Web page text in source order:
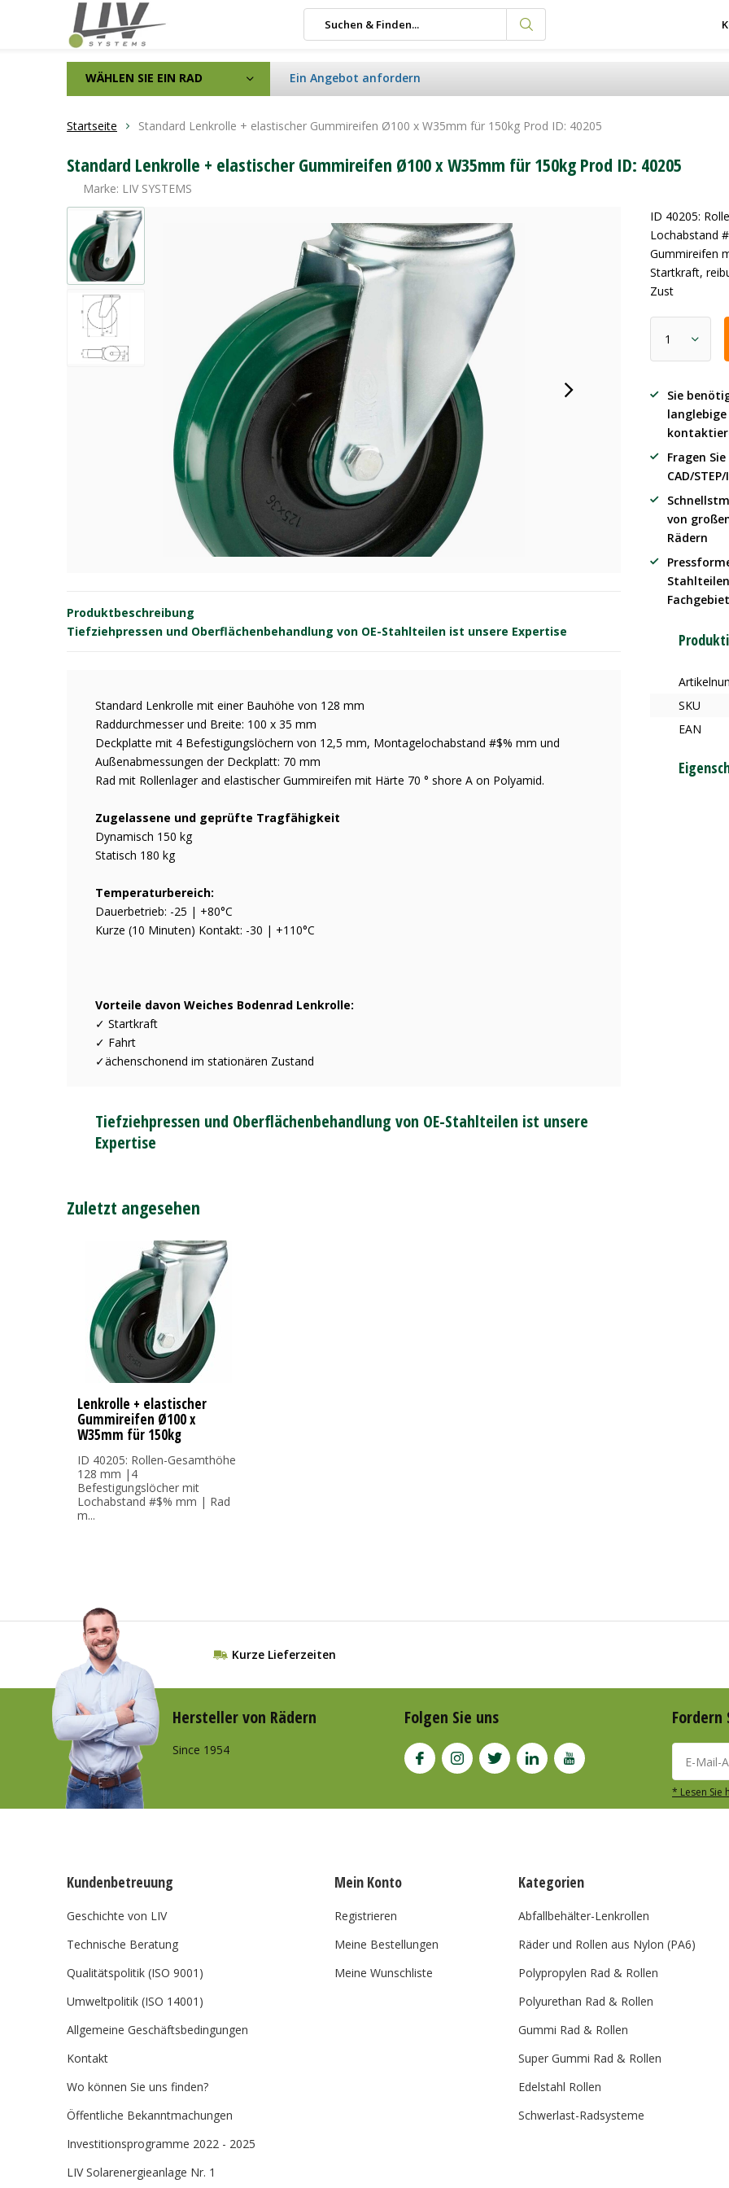
WÄHLEN SIE EIN RAD Ein Angebot anfordern
Startseite Standard Lenkrolle + elastischer Gummireifen Ø100 x W35mm für 150kg Prod ID: 40205
Standard Lenkrolle + elastischer Gummireifen Ø100 x W35mm für 150kg Prod ID: 40205
Marke: LIV SYSTEMS
Produktbeschreibung
Tiefziehpressen und Oberflächenbehandlung von OE-Stahlteilen ist unsere Expertise
Standard Lenkrolle mit einer Bauhöhe von 128 mm
Raddurchmesser und Breite: 100 x 35 mm
Deckplatte mit 4 Befestigungslöchern von 12,5 mm, Montagelochabstand #$% mm und
Außenabmessungen der Deckplatt: 70 mm
Rad mit Rollenlager and elastischer Gummireifen mit Härte 70 ° shore A on Polyamid.
Zugelassene und geprüfte Tragfähigkeit
Dynamisch 150 kg
Statisch 180 kg
Temperaturbereich:
Dauerbetrieb: -25 | +80°C
Kurze (10 Minuten) Kontakt: -30 | +110°C
Vorteile davon Weiches Bodenrad Lenkrolle:
✓ Startkraft
✓ Fahrt
✓ächenschonend im stationären Zustand
Tiefziehpressen und Oberflächenbehandlung von OE-Stahlteilen ist unsere
Expertise
ID 40205:
Lochabstand
Gummireifen
Startkraft,
Zust
Sie
langlebige
Fragen
CAD/
von
Rädern
Fachgebiet
SKU
EAN
Zuletzt angesehen
Lenkrolle + elastischer
Gummireifen Ø100 x
W35mm für 150kg
ID 40205: Rollen-Gesamthöhe
128 mm |4
Befestigungslöcher mit
Lochabstand #$% mm | Rad
m...
Kurze Lieferzeiten
Hersteller von Rädern
Since 1954
Folgen Sie uns Fordern
* Lesen Sie
Kundenbetreuung
Geschichte von LIV
Technische Beratung
Qualitätspolitik (ISO 9001)
Umweltpolitik (ISO 14001)
Allgemeine Geschäftsbedingungen
Kontakt
Wo können Sie uns finden?
Öffentliche Bekanntmachungen
Investitionsprogramme 2022 - 2025
LIV Solarenergieanlage Nr. 1
Mein Konto
Registrieren
Meine Bestellungen
Meine Wunschliste
Kategorien
Abfallbehälter-Lenkrollen
Räder und Rollen aus Nylon (PA6)
Polypropylen Rad & Rollen
Polyurethan Rad & Rollen
Gummi Rad & Rollen
Super Gummi Rad & Rollen
Edelstahl Rollen
Schwerlast-Radsysteme